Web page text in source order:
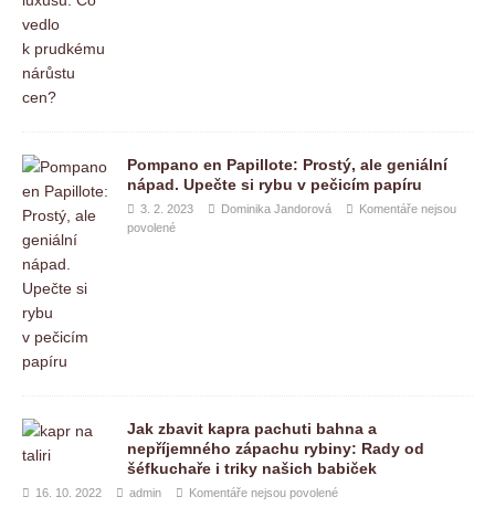
Pompano en Papillote: Prostý, ale geniální
nápad. Upečte si rybu v pečicím papíru
3. 2. 2023 Dominika Jandorová
Komentáře nejsou
povolené
Jak zbavit kapra pachuti bahna a
nepříjemného zápachu rybiny: Rady od
šéfkuchaře i triky našich babiček
16. 10. 2022 admin Komentáře nejsou povolené